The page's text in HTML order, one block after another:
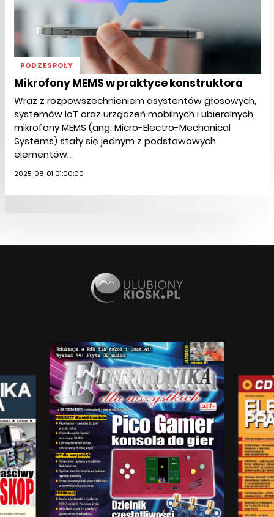
PODZESPOŁY
Mikrofony MEMS w praktyce konstruktora
Wraz z rozpowszechnieniem asystentów głosowych,
systemów IoT oraz urządzeń mobilnych i ubieralnych,
mikrofony MEMS (ang. Micro-Electro-Mechanical
Systems) stały się jednym z podstawowych
elementów...
2025-08-01 01:00:00